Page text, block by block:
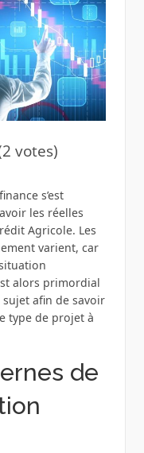
votes)
s’est
les réelles
Agricole. Les
varient, car
alors primordial
sujet afin de savoir
type de projet à
de